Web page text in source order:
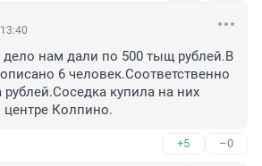
дело нам дали по 500 тыщ рублей.В
6 человек.Соответственно
купила на них
Колпино.
+5 –0